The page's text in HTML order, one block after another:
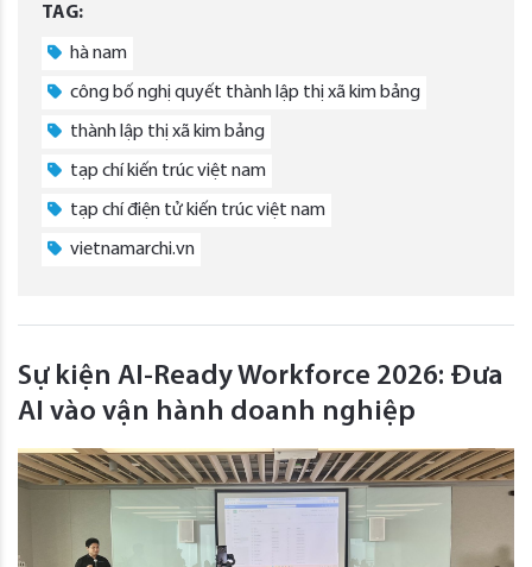
TAG:
hà nam
công bố nghị quyết thành lập thị xã kim bảng
thành lập thị xã kim bảng
tạp chí kiến trúc việt nam
tạp chí điện tử kiến trúc việt nam
vietnamarchi.vn
Sự kiện AI-Ready Workforce 2026: Đưa
AI vào vận hành doanh nghiệp